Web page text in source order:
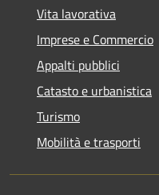
Vita lavorativa
Imprese e Commercio
Appalti pubblici
Catasto e urbanistica
Turismo
Mobilità e trasporti